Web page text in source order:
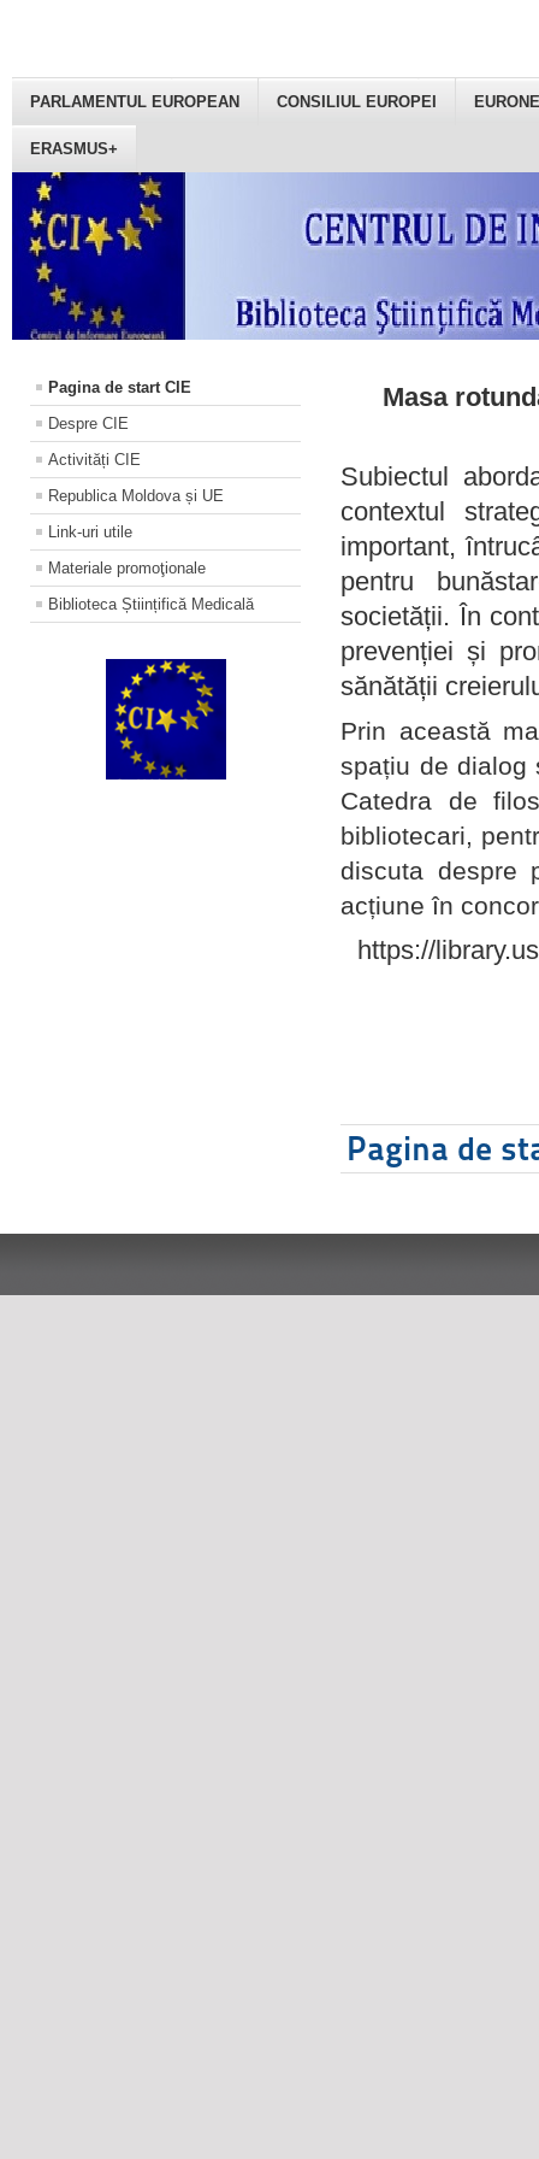
PARLAMENTUL EUROPEAN CONSILIUL EUROPEI
ERASMUS+
Pagina de start CIE
Despre CIE
Activități CIE
Republica Moldova și UE
Link-uri utile
Materiale promoţionale
Biblioteca Științifică Medicală
Masa
Subiectul
contextul
important,
pentru
societății. În
prevenției și
sănătății
Prin această
spațiu de dialog
Catedra de
bibliotecari,
discuta despre
acțiune în
https://
Pagina de